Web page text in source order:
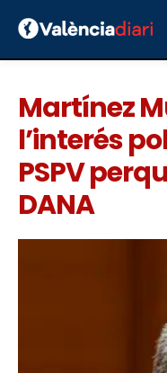
Martínez
l’interés
PSPV
DANA